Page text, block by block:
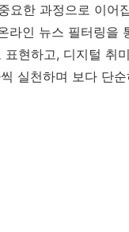
요한 과정으로 이어
라인 뉴스 필터링을
현하고, 디지털 취
실천하며 보다 단